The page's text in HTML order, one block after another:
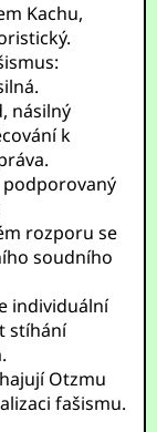
Kachu,
násilný
k
podporovaný
rozporu se
soudního
individuální
stíhání
Otzmu
fašismu.